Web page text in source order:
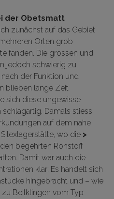
der Obetsmatt
zunächst auf das Gebiet
Orten grob
fanden. Die grossen und
jedoch schwierig zu
der Funktion und
blieben lange Zeit
sich diese ungewisse
Damals stiess
auf dem nahe
wo die >
begehrten Rohstoff
Damit war auch die
klar: Es handelt sich
hingebracht und – wie
Beilklingen vom Typ